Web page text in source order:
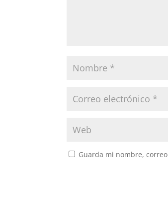
Guarda mi nombre,